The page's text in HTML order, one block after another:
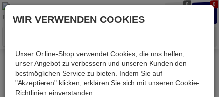
0 0
Menü
Weiter einkaufen Kessler electronic
passiv
Widerstände
CA9ST 50K
WIR VERWENDEN COOKIES
Unser Online-Shop verwendet Cookies, die uns helfen,
unser Angebot zu verbessern und unseren Kunden den
bestmöglichen Service zu bieten. Indem Sie auf
"Akzeptieren" klicken, erklären Sie sich mit unseren Cookie-
Richtlinien einverstanden.